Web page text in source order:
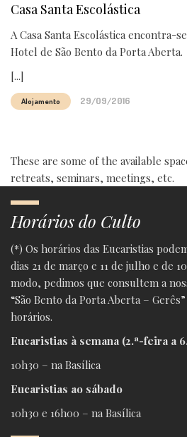
Casa Santa Escolástica
A Casa Santa Escolástica encontra-
Hotel de São Bento da Porta
[...]
Alojamento 29/09/2016
These are some of the available
retreats, seminars, meetings, etc.
Horários do Culto
(*) Os horários das Eucaristias
dias 21 de março e 11 de julho e de
modo, pedimos que consultem a
“São Bento da Porta Aberta –
horários.
Eucaristias à semana (2.ª-feira a
10h30 – na Basílica
Eucaristias ao sábado
10h30 e 16h00 – na Basílica